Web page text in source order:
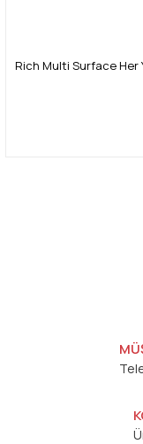
Rich Multi Surface Her